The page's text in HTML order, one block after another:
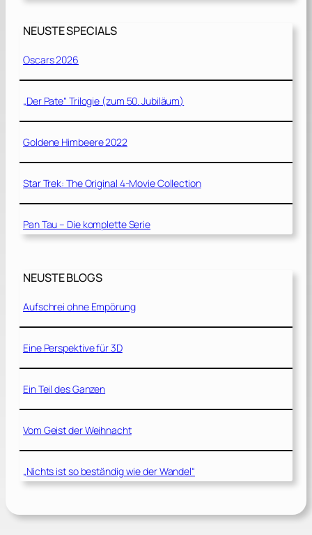
NEUSTE SPECIALS
Oscars 2026
„Der Pate“ Trilogie (zum 50. Jubiläum)
Goldene Himbeere 2022
Star Trek: The Original 4-Movie Collection
Pan Tau – Die komplette Serie
NEUSTE BLOGS
Aufschrei ohne Empörung
Eine Perspektive für 3D
Ein Teil des Ganzen
Vom Geist der Weihnacht
„Nichts ist so beständig wie der Wandel“